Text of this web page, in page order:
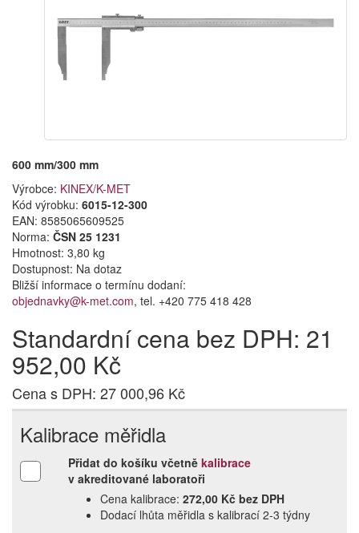
600 mm/300 mm
Výrobce: KINEX/K-MET
Kód výrobku: 6015-12-300
EAN: 8585065609525
Norma: ČSN 25 1231
Hmotnost: 3,80 kg
Dostupnost: Na dotaz
Bližší informace o termínu dodaní:
objednavky@k-met.com, tel. +420 775 418 428
Standardní cena bez DPH: 21
952,00 Kč
Cena s DPH: 27 000,96 Kč
Kalibrace měřidla
Přidat do košíku včetně kalibrace
v akreditované laboratoři
Cena kalibrace: 272,00 Kč bez DPH
Dodací lhůta měřidla s kalibrací 2‑3 týdny